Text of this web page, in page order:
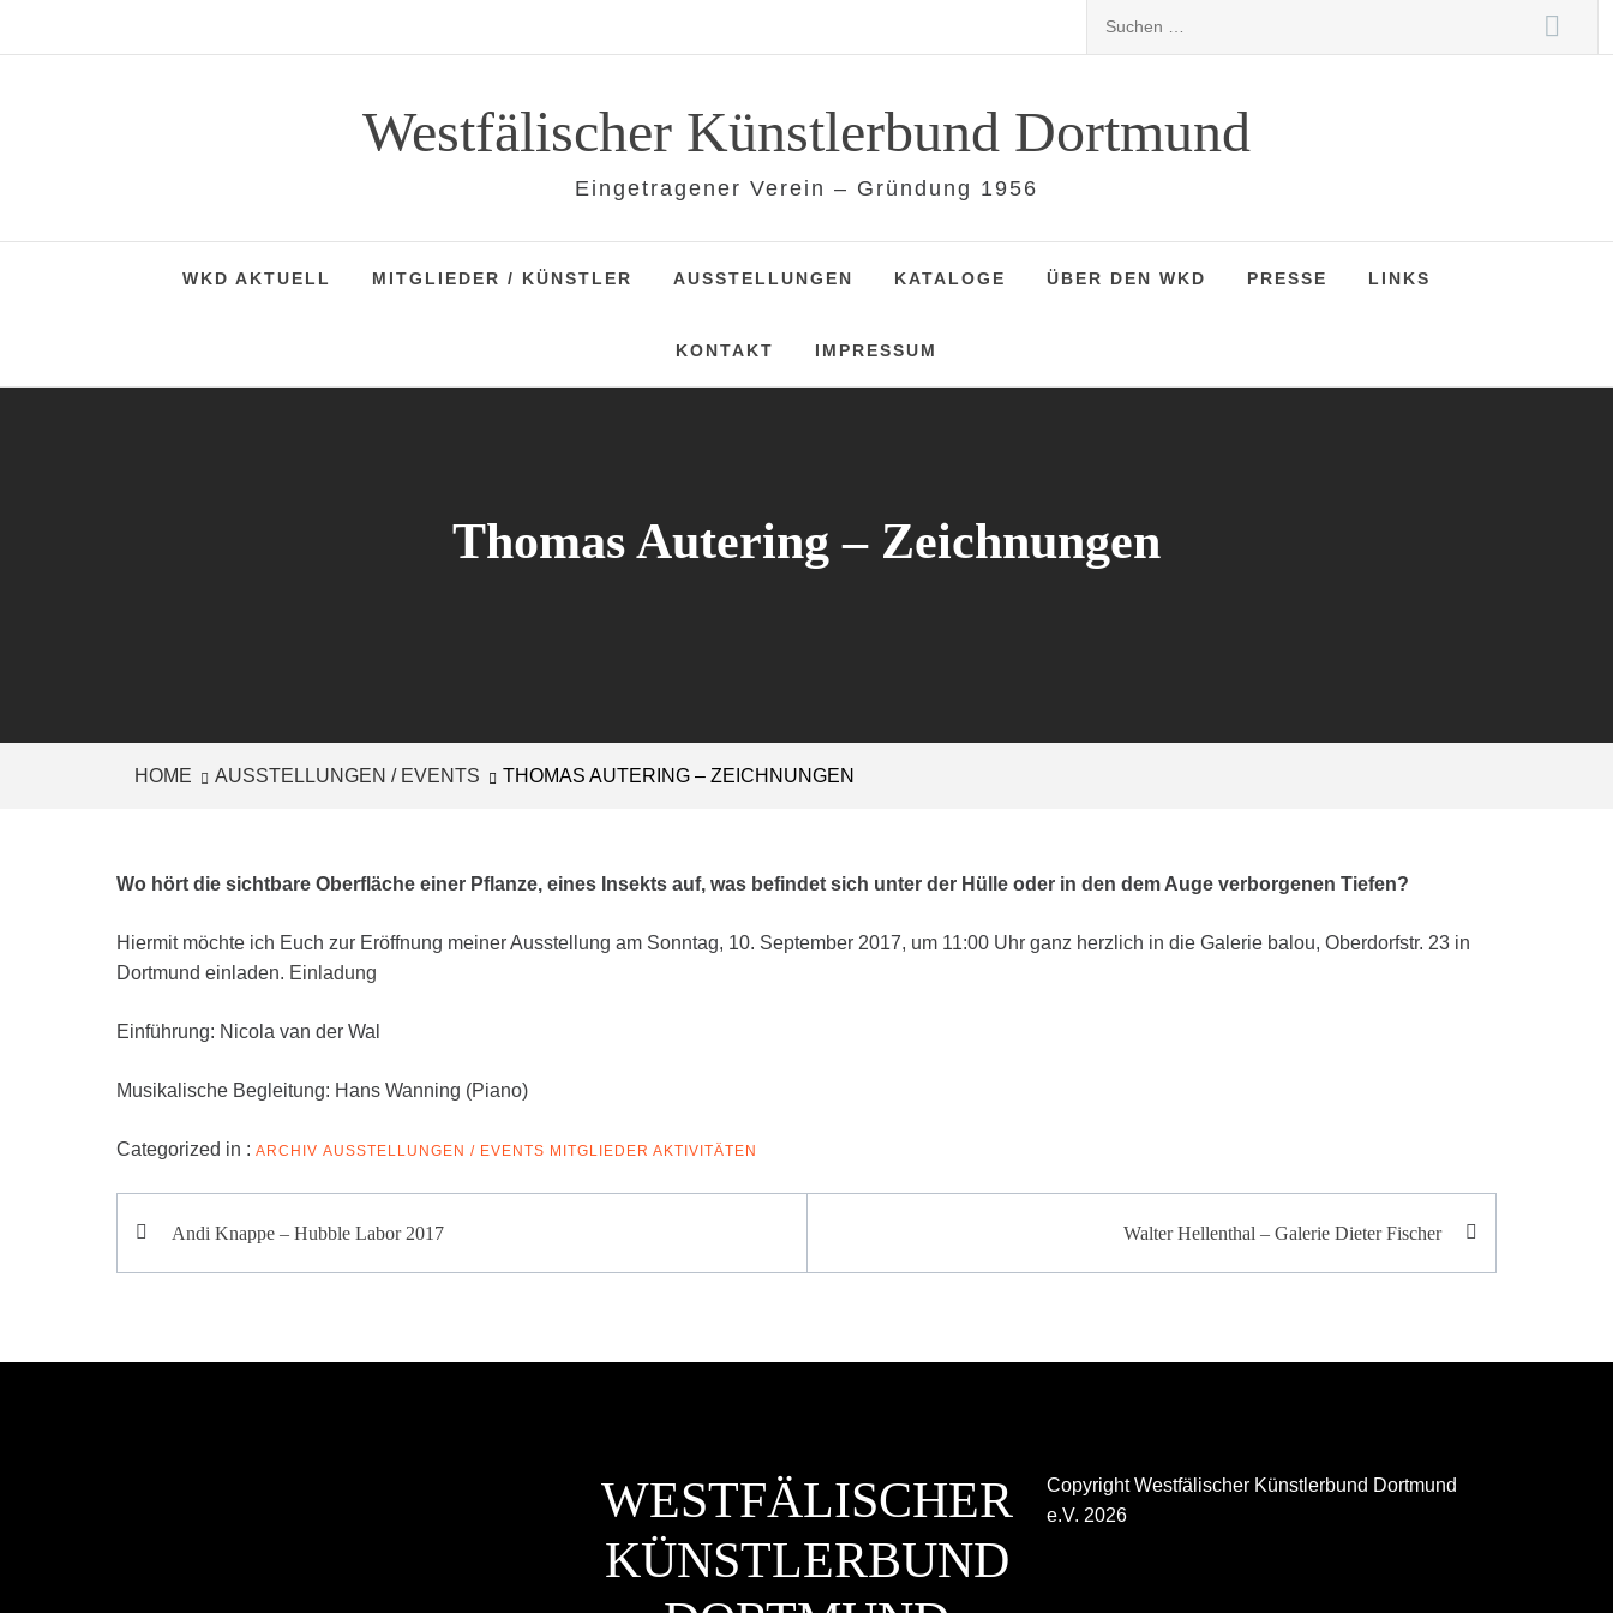
Westfälischer Künstlerbund Dortmund
Eingetragener Verein – Gründung 1956
WKD AKTUELL MITGLIEDER / KÜNSTLER AUSSTELLUNGEN KATALOGE ÜBER DEN WKD PRESSE LINKS
KONTAKT IMPRESSUM
Thomas Autering – Zeichnungen
HOME AUSSTELLUNGEN / EVENTS THOMAS AUTERING – ZEICHNUNGEN
Wo hört die sichtbare Oberfläche einer Pflanze, eines Insekts auf, was befindet sich unter der Hülle oder in den dem Auge verborgenen Tiefen?
Hiermit möchte ich Euch zur Eröffnung meiner Ausstellung am Sonntag, 10. September 2017, um 11:00 Uhr ganz herzlich in die Galerie balou, Oberdorfstr. 23 in
Dortmund einladen. Einladung
Einführung: Nicola van der Wal
Musikalische Begleitung: Hans Wanning (Piano)
Categorized in : ARCHIV AUSSTELLUNGEN / EVENTS MITGLIEDER AKTIVITÄTEN
Beitragsnavigation
Andi Knappe – Hubble Labor 2017 Walter Hellenthal – Galerie Dieter Fischer
WESTFÄLISCHER
KÜNSTLERBUND
Copyright Westfälischer Künstlerbund Dortmund
e.V. 2026